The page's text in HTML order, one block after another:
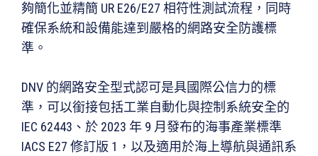
夠簡化並精簡 UR E26/E27 相符性測試流程，同時
確保系統和設備能達到嚴格的網路安全防護標
準。
DNV 的網路安全型式認可是具國際公信力的標
準，可以銜接包括工業自動化與控制系統安全的
IEC 62443、於 2023 年 9 月發布的海事產業標準
IACS E27 修訂版 1，以及適用於海上導航與通訊系